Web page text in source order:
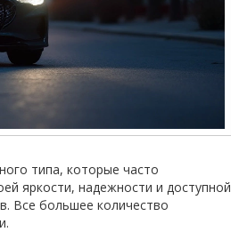
типа, которые часто
яркости, надежности и доступной
Все большее количество